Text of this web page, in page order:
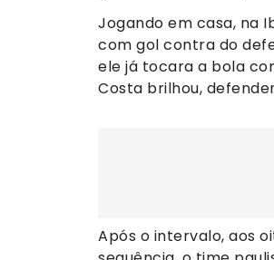
Jogando em casa, na
com gol contra do
ele já tocara a bola
Costa brilhou,
Após o intervalo, aos